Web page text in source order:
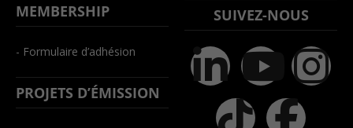
MEMBERSHIP
- Formulaire d’adhésion
PROJETS D’ÉMISSION
SUIVEZ-NOUS